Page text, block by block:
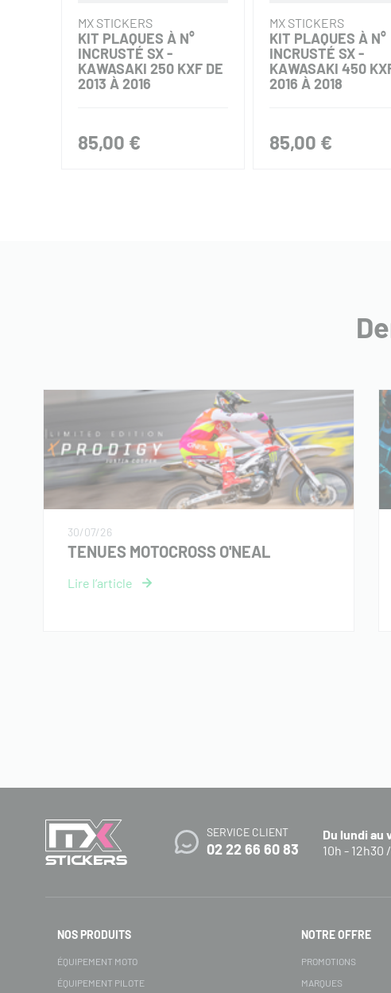
MX STICKERS
KIT PLAQUES À N°
INCRUSTÉ SX -
KAWASAKI 250 KXF DE
2013 À 2016
85,00 €
MX STICKERS
KIT PLAQUES À N°
INCRUSTÉ SX -
KAWASAKI 450
2016 À 2018
85,00 €
30/07/26
TENUES MOTOCROSS O'NEAL
SERVICE CLIENT
02 22 66 60 83
Du lundi au
10h - 12h30
NOS PRODUITS
ÉQUIPEMENT MOTO
ÉQUIPEMENT PILOTE
NOTRE OFFRE
PROMOTIONS
MARQUES